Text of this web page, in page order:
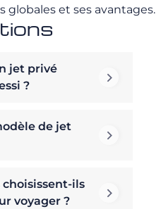
globales et ses avantages.
jet privé
?
de jet
ils
voyager ?